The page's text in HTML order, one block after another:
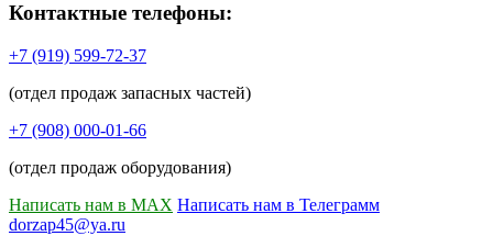
Контактные телефоны:
+7 (919) 599-72-37
(отдел продаж запасных частей)
+7 (908) 000-01-66
(отдел продаж оборудования)
Написать нам в MAX Написать нам в Телеграмм
dorzap45@ya.ru